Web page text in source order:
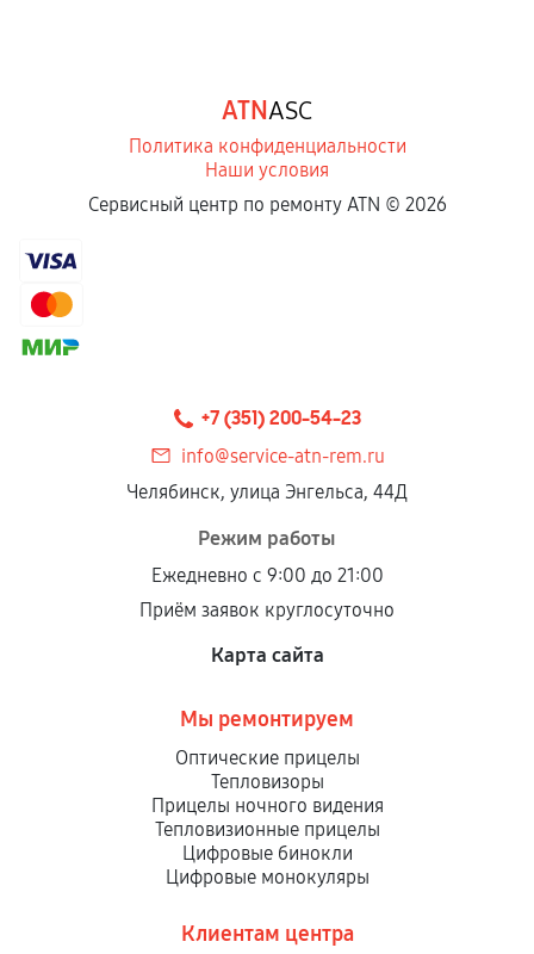
ATNASC
Политика конфиденциальности
Наши условия
Сервисный центр по ремонту ATN © 2026
+7 (351) 200-54-23
info@service-atn-rem.ru
Челябинск, улица Энгельса, 44Д
Режим работы
Ежедневно с 9:00 до 21:00
Приём заявок круглосуточно
Карта сайта
Мы ремонтируем
Оптические прицелы
Тепловизоры
Прицелы ночного видения
Тепловизионные прицелы
Цифровые бинокли
Цифровые монокуляры
Клиентам центра